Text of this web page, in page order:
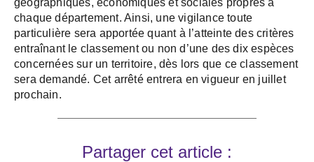
chaque département. Ainsi, une vigilance toute
particulière sera apportée quant à l’atteinte des critères
entraînant le classement ou non d’une des dix espèces
concernées sur un territoire, dès lors que ce classement
sera demandé. Cet arrêté entrera en vigueur en juillet
prochain.
Partager cet article :